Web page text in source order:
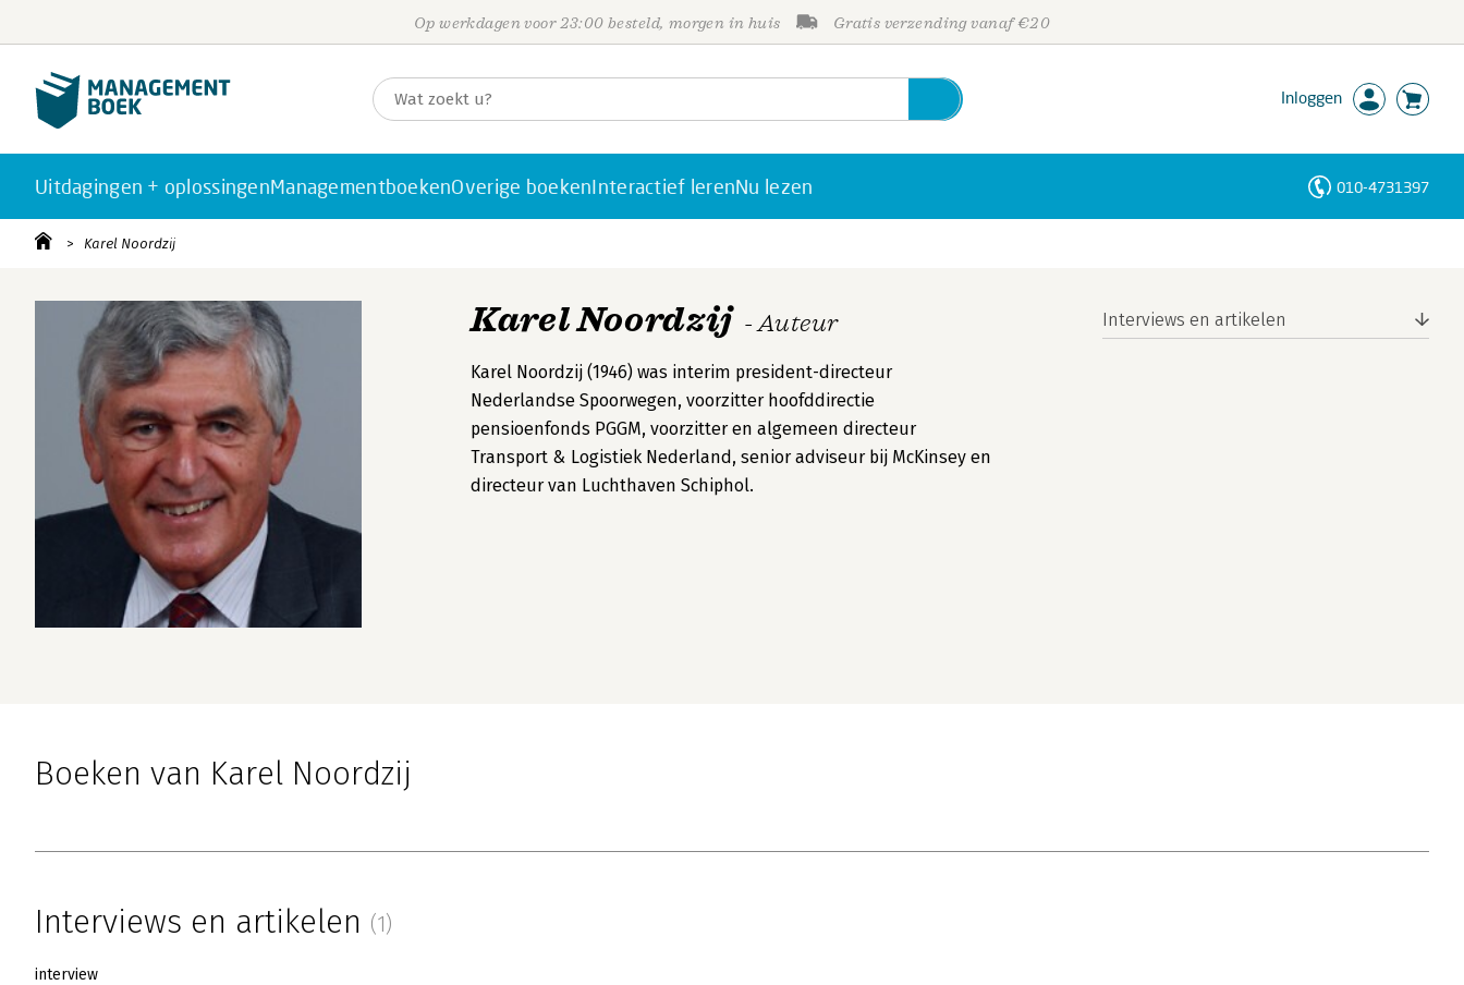
Op werkdagen voor 23:00 besteld, morgen in huis Gratis verzending vanaf €20
Inloggen
Uitdagingen + oplossingenManagementboekenOverige boekenInteractief lerenNu lezen 010-4731397
Karel Noordzij
Karel Noordzij - Auteur
Karel Noordzij (1946) was interim president-directeur
Nederlandse Spoorwegen, voorzitter hoofddirectie
pensioenfonds PGGM, voorzitter en algemeen directeur
Transport & Logistiek Nederland, senior adviseur bij McKinsey en
directeur van Luchthaven Schiphol.
Interviews en artikelen
Boeken van Karel Noordzij
Interviews en artikelen (1)
interview
Personen